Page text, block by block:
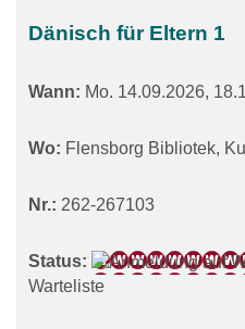
Dänisch für Eltern 1
Wann: Mo. 14.09.2026,
Wo: Flensborg Bibliotek,
Nr.: 262-267103
Status:
Warteliste